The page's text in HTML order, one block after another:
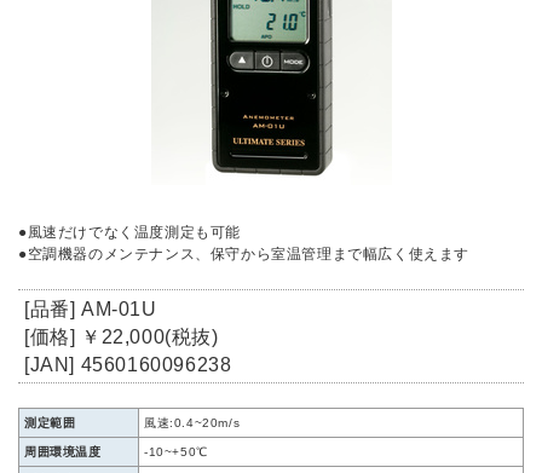
●風速だけでなく温度測定も可能
●空調機器のメンテナンス、保守から室温管理まで幅広く使えます
[品番] AM-01U
[価格] ￥22,000(税抜)
[JAN] 4560160096238
測定範囲 風速:0.4~20m/s
周囲環境温度 -10~+50℃